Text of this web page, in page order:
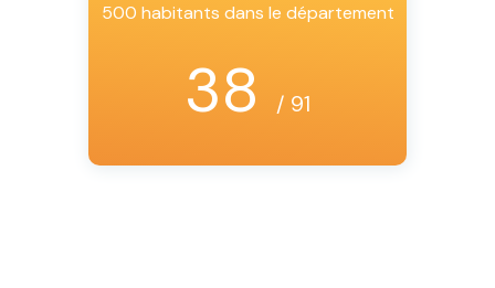
500 habitants dans le département
38 / 91